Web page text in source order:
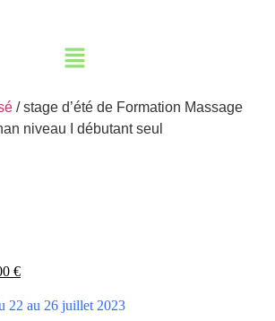
/ stage d’été de Formation Massage
niveau I débutant seul
€
22 au 26 juillet 2023